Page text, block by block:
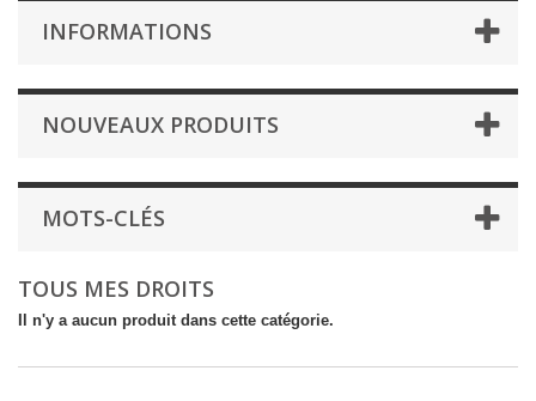
INFORMATIONS
NOUVEAUX PRODUITS
MOTS-CLÉS
TOUS MES DROITS
Il n'y a aucun produit dans cette catégorie.